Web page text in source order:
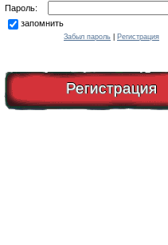
Пароль:
запомнить
Забыл пароль Регистрация
Регистрация